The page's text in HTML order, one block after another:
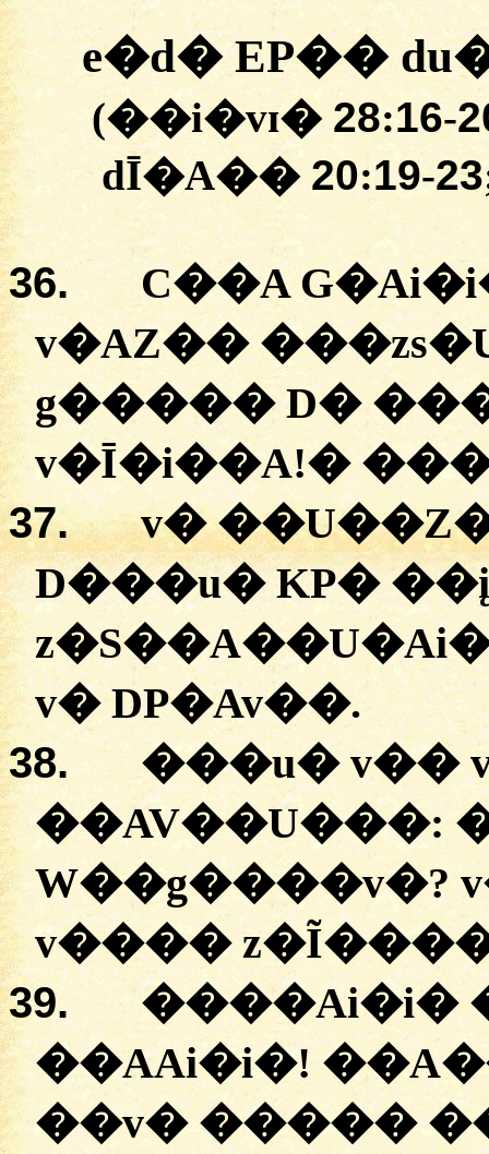
e�d� EP��
(��i�vɪ� 28:16-
dĪ�A�� 20:19-23
36. C��A
v�AZ���
g�����D� ��
v�Ī�i��A!��
37. v��
D���u� KP��
v� DP�Av��.
38. ���u� v��
��AV��U���:
W��g����v�?
v����
39.
����Ai�i�
��AAi�i�! �
��v������